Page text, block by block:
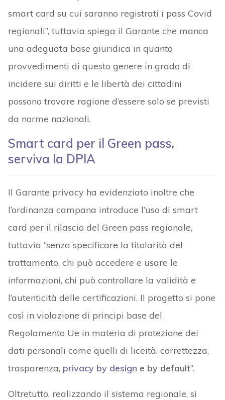
smart card su cui saranno registrati i pass Covid
regionali”, tuttavia spiega il Garante che manca
una adeguata base giuridica in quanto
provvedimenti di questo genere in grado di
incidere sui diritti e le libertà dei cittadini
possono trovare ragione d’essere solo se previsti
da norme nazionali.
Smart card per il Green pass,
serviva la DPIA
Il Garante privacy ha evidenziato inoltre che
l’ordinanza campana introduce l’uso di smart
card per il rilascio del Green pass regionale,
tuttavia “senza specificare la titolarità del
trattamento, chi può accedere e usare le
informazioni, chi può controllare la validità e
l’autenticità delle certificazioni. Il progetto si pone
così in violazione di principi base del
Regolamento Ue in materia di protezione dei
dati personali come quelli di liceità, correttezza,
trasparenza, privacy by design e by default”.
Oltretutto, realizzando il sistema regionale, si